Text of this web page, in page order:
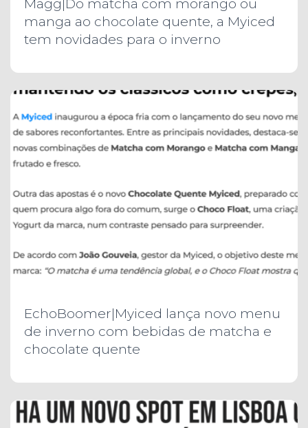
Magg|Do matcha com morango ou
manga ao chocolate quente, a Myiced
tem novidades para o inverno
EchoBoomer|Myiced lança novo menu
de inverno com bebidas de matcha e
chocolate quente